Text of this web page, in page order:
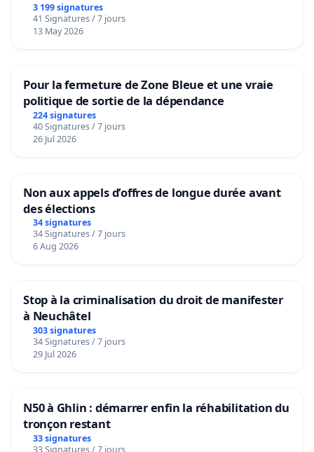
3 199 signatures
41 Signatures / 7 jours
13 May 2026
Pour la fermeture de Zone Bleue et une vraie
politique de sortie de la dépendance
224 signatures
40 Signatures / 7 jours
26 Jul 2026
Non aux appels d’offres de longue durée avant
des élections
34 signatures
34 Signatures / 7 jours
6 Aug 2026
Stop à la criminalisation du droit de manifester
à Neuchâtel
303 signatures
34 Signatures / 7 jours
29 Jul 2026
N50 à Ghlin : démarrer enfin la réhabilitation du
tronçon restant
33 signatures
33 Signatures / 7 jours